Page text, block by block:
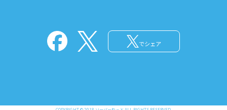
でシェア